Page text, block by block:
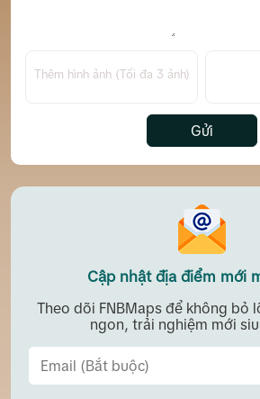
Thêm hình ảnh (Tối đa 3 ảnh)
Gửi
Cập nhật địa điểm mới
Theo dõi FNBMaps để không bỏ
ngon, trải nghiệm mới